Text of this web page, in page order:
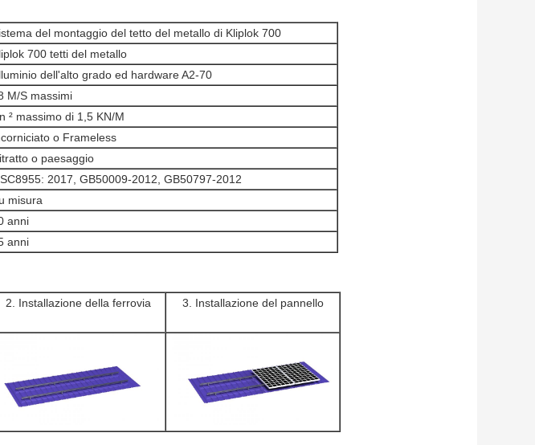
del montaggio del tetto del metallo di Kliplok 700
700 tetti del metallo
dell'alto grado ed hardware A2-70
M/S massimi
² massimo di 1,5 KN/M
o Frameless
o paesaggio
2017, GB50009-2012, GB50797-2012
misura
anni
anni
2. Installazione della ferrovia 3. Installazione del pannello